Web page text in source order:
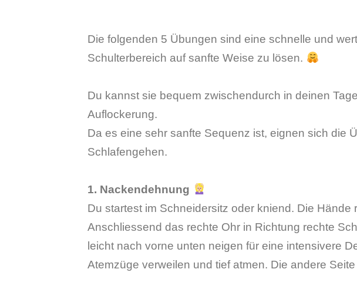
Die folgenden 5 Übungen sind eine schnelle und
Schulterbereich auf sanfte Weise zu lösen.
Du kannst sie bequem zwischendurch in deinen
Auflockerung.
Da es eine sehr sanfte Sequenz ist, eignen sich die
Schlafengehen.
1. Nackendehnung
Du startest im Schneidersitz oder kniend. Die
Anschliessend das rechte Ohr in Richtung rechte
leicht nach vorne unten neigen für eine intensivere
Atemzüge verweilen und tief atmen. Die andere